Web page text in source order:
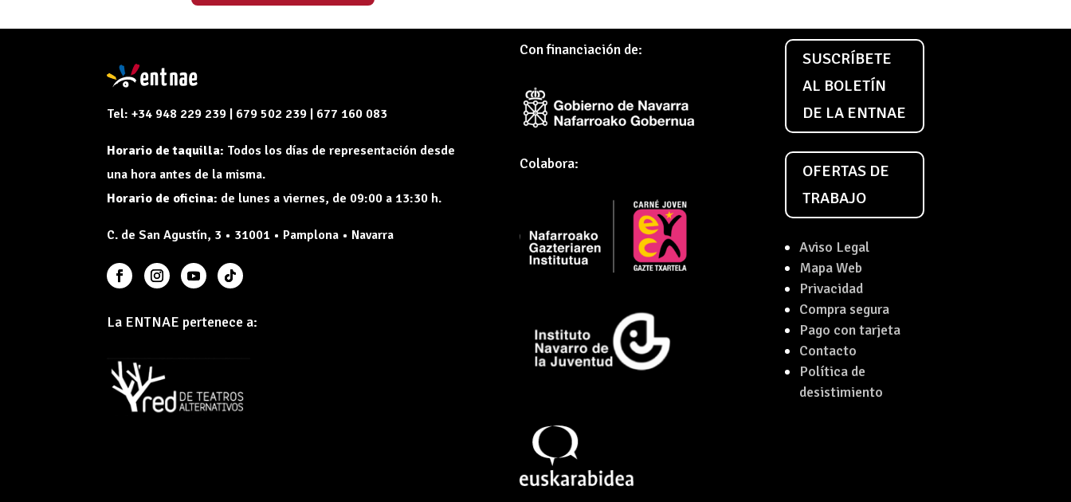
Tel: +34 948 229 239 | 679 502 239 | 677 160 083
Horario de taquilla: Todos los días de representación desde
una hora antes de la misma.
Horario de oficina: de lunes a viernes, de 09:00 a 13:30 h.
C. de San Agustín, 3 • 31001 • Pamplona • Navarra
La ENTNAE pertenece a:
Con financiación de:
Colabora:
SUSCRÍBETE
AL BOLETÍN
DE LA ENTNAE
OFERTAS DE
TRABAJO
Aviso Legal
Mapa Web
Privacidad
Compra segura
Pago con tarjeta
Contacto
Política de
desistimiento